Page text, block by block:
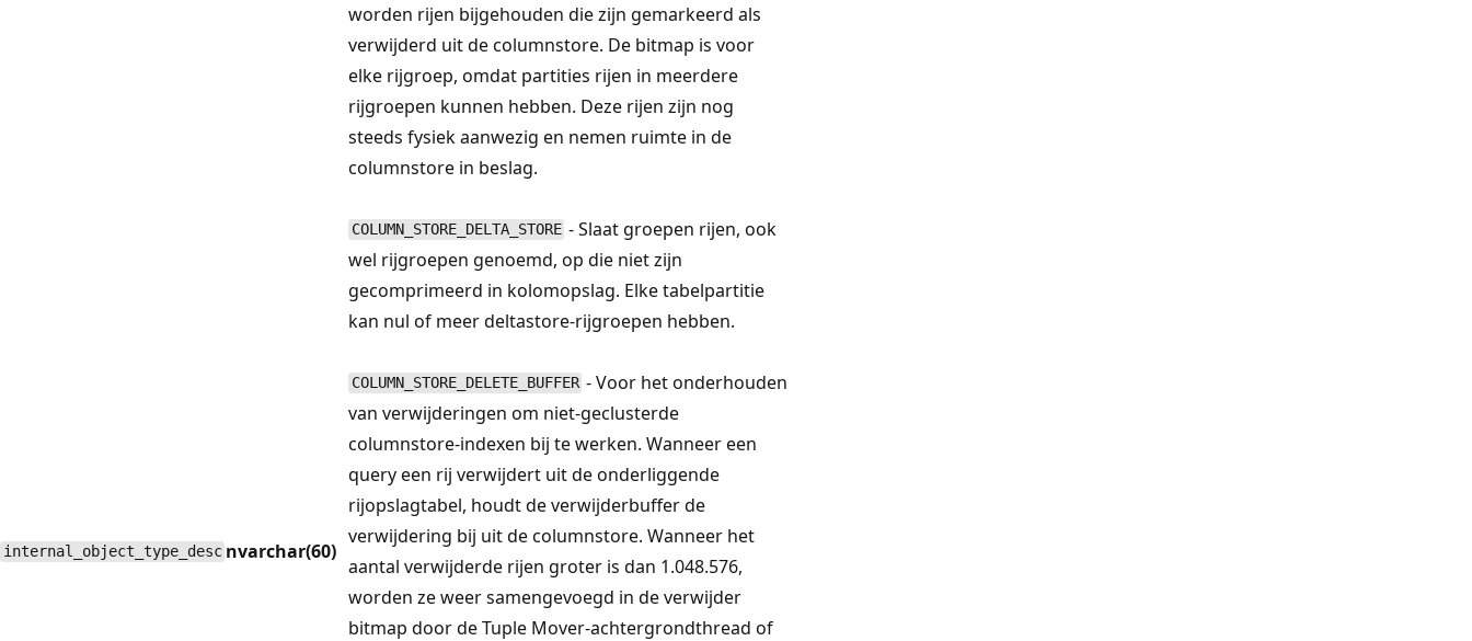
internal_object_type_desc nvarchar(60)
worden rijen bijgehouden die zijn gemarkeerd als
verwijderd uit de columnstore. De bitmap is voor
elke rijgroep, omdat partities rijen in meerdere
rijgroepen kunnen hebben. Deze rijen zijn nog
steeds fysiek aanwezig en nemen ruimte in de
columnstore in beslag.
COLUMN_STORE_DELTA_STORE - Slaat groepen rijen, ook
wel rijgroepen genoemd, op die niet zijn
gecomprimeerd in kolomopslag. Elke tabelpartitie
kan nul of meer deltastore-rijgroepen hebben.
COLUMN_STORE_DELETE_BUFFER - Voor het onderhouden
van verwijderingen om niet-geclusterde
columnstore-indexen bij te werken. Wanneer een
query een rij verwijdert uit de onderliggende
rijopslagtabel, houdt de verwijderbuffer de
verwijdering bij uit de columnstore. Wanneer het
aantal verwijderde rijen groter is dan 1.048.576,
worden ze weer samengevoegd in de verwijder
bitmap door de Tuple Mover-achtergrondthread of